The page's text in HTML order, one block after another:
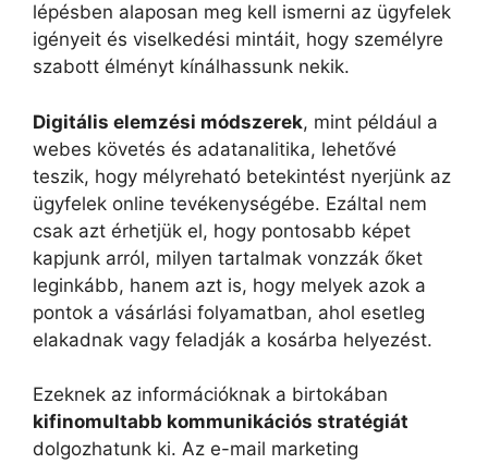
lépésben alaposan meg kell ismerni az ügyfelek
igényeit és viselkedési mintáit, hogy személyre
szabott élményt kínálhassunk nekik.
Digitális elemzési módszerek, mint például a
webes követés és adatanalitika, lehetővé
teszik, hogy mélyreható betekintést nyerjünk az
ügyfelek online tevékenységébe. Ezáltal nem
csak azt érhetjük el, hogy pontosabb képet
kapjunk arról, milyen tartalmak vonzzák őket
leginkább, hanem azt is, hogy melyek azok a
pontok a vásárlási folyamatban, ahol esetleg
elakadnak vagy feladják a kosárba helyezést.
Ezeknek az információknak a birtokában
kifinomultabb kommunikációs stratégiát
dolgozhatunk ki. Az e-mail marketing